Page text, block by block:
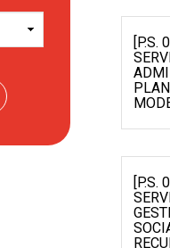
[P.S.
[P.S.